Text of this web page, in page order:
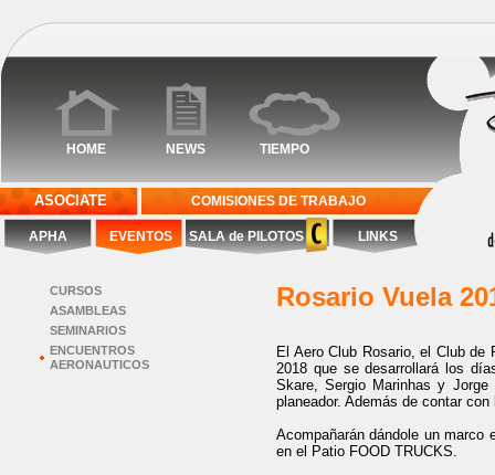
HOME NEWS TIEMPO
ASOCIATE COMISIONES DE TRABAJO
APHA EVENTOS SALA de PILOTOS LINKS
CURSOS
ASAMBLEAS
SEMINARIOS
ENCUENTROS
AERONAUTICOS
Rosario Vuela
El Aero Club Rosario, el Club de
2018 que se desarrollará los
Skare, Sergio Marinhas y
planeador. Además de contar
Acompañarán dándole un marco
en el Patio FOOD TRUCKS.